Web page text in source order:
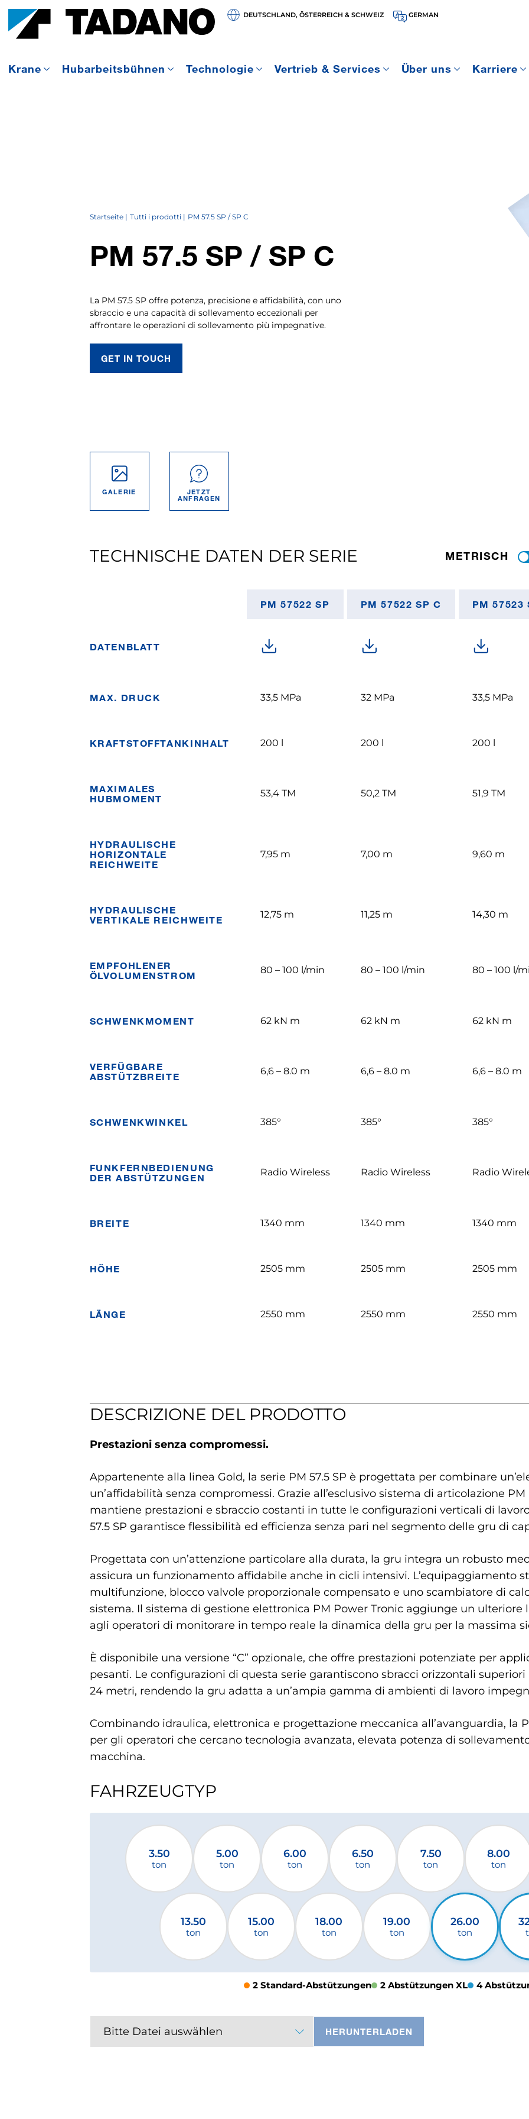
DEUTSCHLAND, ÖSTERREICH & SCHWEIZ GERMAN
Krane Hubarbeitsbühnen Technologie Vertrieb & Services Über uns Karriere
Startseite Tutti i prodotti PM 57.5 SP / SP C
PM 57.5 SP / SP C
La PM 57.5 SP offre potenza, precisione e affidabilità, con uno
sbraccio e una capacità di sollevamento eccezionali per
affrontare le operazioni di sollevamento più impegnative.
GET IN TOUCH
GALERIE JETZT
ANFRAGEN
TECHNISCHE DATEN DER SERIE METRISCH
PM 57522 SP PM 57522 SP C PM 57523
DATENBLATT
MAX. DRUCK 33,5 MPa 32 MPa 33,5 MPa
KRAFTSTOFFTANKINHALT 200 l 200 l 200 l
MAXIMALES
HUBMOMENT
53,4 TM 50,2 TM 51,9 TM
HYDRAULISCHE
HORIZONTALE
REICHWEITE
7,95 m 7,00 m 9,60 m
HYDRAULISCHE
VERTIKALE REICHWEITE
12,75 m 11,25 m 14,30 m
EMPFOHLENER
ÖLVOLUMENSTROM
80 – 100 l/min 80 – 100 l/min 80 – 100 l/
SCHWENKMOMENT 62 kN m 62 kN m 62 kN m
VERFÜGBARE
ABSTÜTZBREITE
6,6 – 8.0 m 6,6 – 8.0 m 6,6 – 8.0 m
SCHWENKWINKEL 385° 385° 385°
FUNKFERNBEDIENUNG
DER ABSTÜTZUNGEN
Radio Wireless Radio Wireless Radio
BREITE 1340 mm 1340 mm 1340 mm
HÖHE 2505 mm 2505 mm 2505 mm
LÄNGE 2550 mm 2550 mm 2550 mm
DESCRIZIONE DEL PRODOTTO
Prestazioni senza compromessi.
Appartenente alla linea Gold, la serie PM 57.5 SP è progettata per combinare
un’affidabilità senza compromessi. Grazie all’esclusivo sistema di articolazione
mantiene prestazioni e sbraccio costanti in tutte le configurazioni verticali di
57.5 SP garantisce flessibilità ed efficienza senza pari nel segmento delle gru di
Progettata con un’attenzione particolare alla durata, la gru integra un robusto
assicura un funzionamento affidabile anche in cicli intensivi. L’equipaggiamento
multifunzione, blocco valvole proporzionale compensato e uno scambiatore di
sistema. Il sistema di gestione elettronica PM Power Tronic aggiunge un ulteriore
agli operatori di monitorare in tempo reale la dinamica della gru per la massima
È disponibile una versione “C” opzionale, che offre prestazioni potenziate per
pesanti. Le configurazioni di questa serie garantiscono sbracci orizzontali
24 metri, rendendo la gru adatta a un’ampia gamma di ambienti di lavoro
Combinando idraulica, elettronica e progettazione meccanica all’avanguardia, la
per gli operatori che cercano tecnologia avanzata, elevata potenza di
macchina.
FAHRZEUGTYP
3.50
ton
5.00
ton
6.00
ton
6.50
ton
7.50
ton
8.00
ton
13.50
ton
15.00
ton
18.00
ton
19.00
ton
26.00
ton
2 Standard-Abstützungen 2 Abstützungen XL 4
Bitte Datei auswählen HERUNTERLADEN